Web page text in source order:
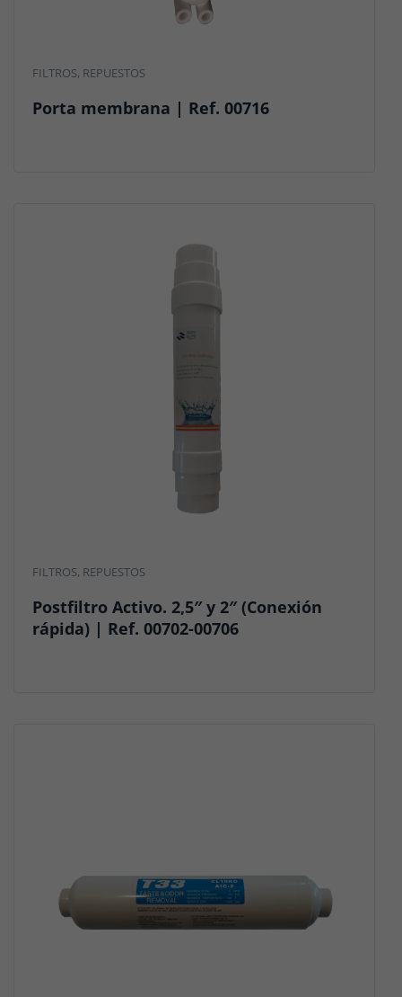
FILTROS, REPUESTOS
Porta membrana | Ref. 00716
FILTROS, REPUESTOS
Postfiltro Activo. 2,5″ y 2″ (Conexión
rápida) | Ref. 00702-00706